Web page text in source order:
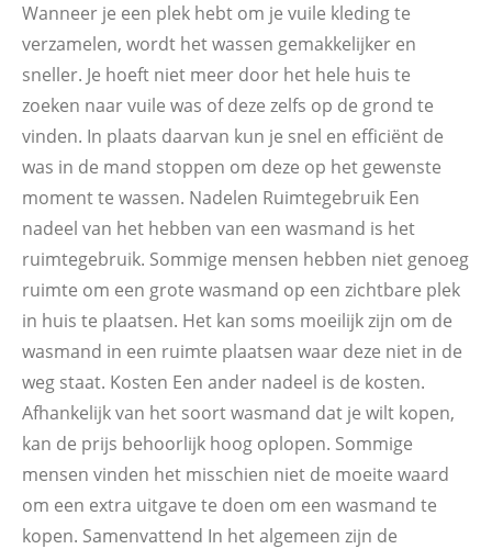
Wanneer je een plek hebt om je vuile kleding te
verzamelen, wordt het wassen gemakkelijker en
sneller. Je hoeft niet meer door het hele huis te
zoeken naar vuile was of deze zelfs op de grond te
vinden. In plaats daarvan kun je snel en efficiënt de
was in de mand stoppen om deze op het gewenste
moment te wassen. Nadelen Ruimtegebruik Een
nadeel van het hebben van een wasmand is het
ruimtegebruik. Sommige mensen hebben niet genoeg
ruimte om een grote wasmand op een zichtbare plek
in huis te plaatsen. Het kan soms moeilijk zijn om de
wasmand in een ruimte plaatsen waar deze niet in de
weg staat. Kosten Een ander nadeel is de kosten.
Afhankelijk van het soort wasmand dat je wilt kopen,
kan de prijs behoorlijk hoog oplopen. Sommige
mensen vinden het misschien niet de moeite waard
om een extra uitgave te doen om een wasmand te
kopen. Samenvattend In het algemeen zijn de